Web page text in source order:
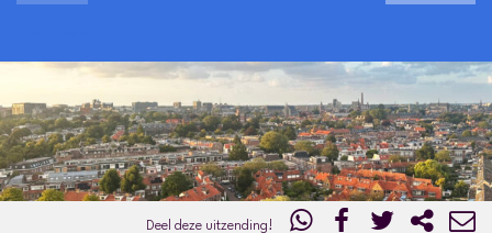
Deel deze uitzending!